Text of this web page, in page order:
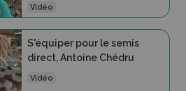
Vidéo
S'équiper pour le semis
direct, Antoine Chédru
Vidéo